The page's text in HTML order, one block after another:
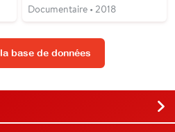
Documentaire • 2018
base de données